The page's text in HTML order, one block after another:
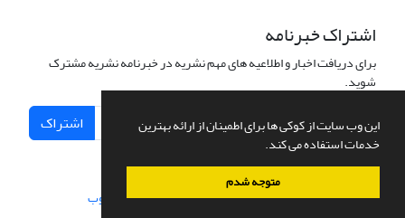
این وب سایت از کوکی ها برای اطمینان از ارائه بهترین
خدمات استفاده می کند.
متوجه شدم
اشتراک خبرنامه
برای دریافت اخبار و اطلاعیه های مهم نشریه در خبرنامه نشریه مشترک
شوید.
اشتراک
سامانه مدیریت نشریات علمی.طراحی و پیاده سازی از سیناوب